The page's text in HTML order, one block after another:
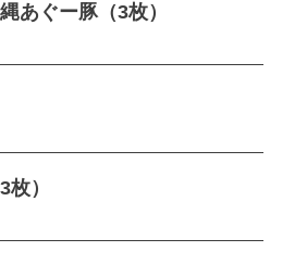
あぐー豚（3枚）
）